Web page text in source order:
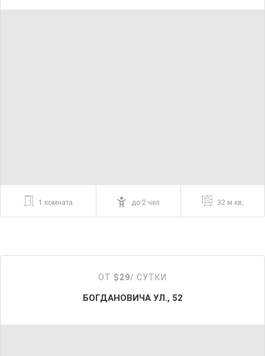
1 комната до 2 чел 32 м.кв,
ОТ $29/ СУТКИ
БОГДАНОВИЧА УЛ., 52